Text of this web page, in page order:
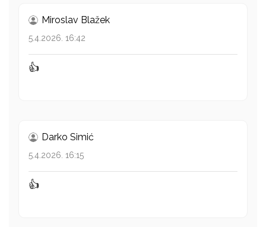
Miroslav Blažek
5.4.2026. 16:42
👍
Darko Simić
5.4.2026. 16:15
👍